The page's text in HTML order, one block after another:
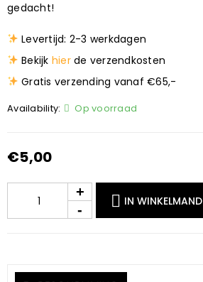
gedacht!
Levertijd: 2-3 werkdagen
Bekijk hierde verzendkosten
Gratis verzending vanaf €65,-
Availability: Op voorraad
€5,00
IN WINKELMAND